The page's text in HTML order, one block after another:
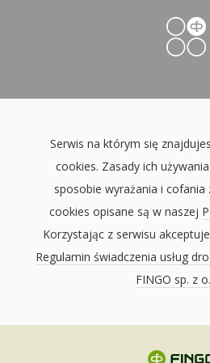
Serwis na którym się
cookies. Zasady ich
sposobie wyrażania i cofania
cookies opisane są w naszej
Korzystając z serwisu
Regulamin świadczenia usług
FINGO sp. z